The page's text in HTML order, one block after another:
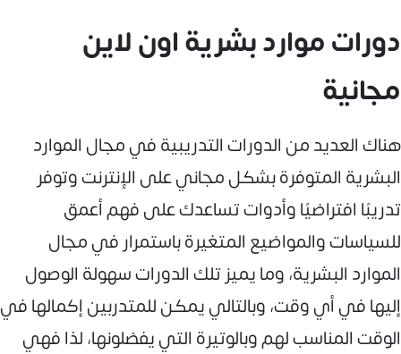
دورات موارد بشرية اون لاين
مجانية
هناك العديد من الدورات التدريبية في مجال الموارد
البشرية المتوفرة بشكل مجاني على الإنترنت وتوفر
تدريبًا افتراضيًا وأدوات تساعدك على فهم أعمق
للسياسات والمواضيع المتغيرة باستمرار في مجال
الموارد البشرية، وما يميز تلك الدورات سهولة الوصول
إليها في أي وقت، وبالتالي يمكن للمتدربين إكمالها في
الوقت المناسب لهم وبالوتيرة التي يفضلونها، لذا فهي